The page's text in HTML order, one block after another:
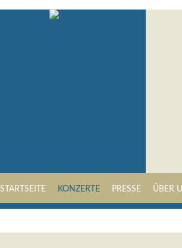
STARTSEITE KONZERTE PRESSE ÜBER